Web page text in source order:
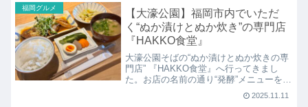
福岡グルメ
【大濠公園】福岡市内でいただ
く“ぬか漬けとぬか炊き”の専門店
『HAKKO食堂』
大濠公園そばの“ぬか漬けとぬか炊きの専
門店” 『HAKKO食堂』へ行ってきまし
た。お店の名前の通り“発酵”メニューを満
「手羽先」「ぶた」の3種から選べる定食
2025.11.11